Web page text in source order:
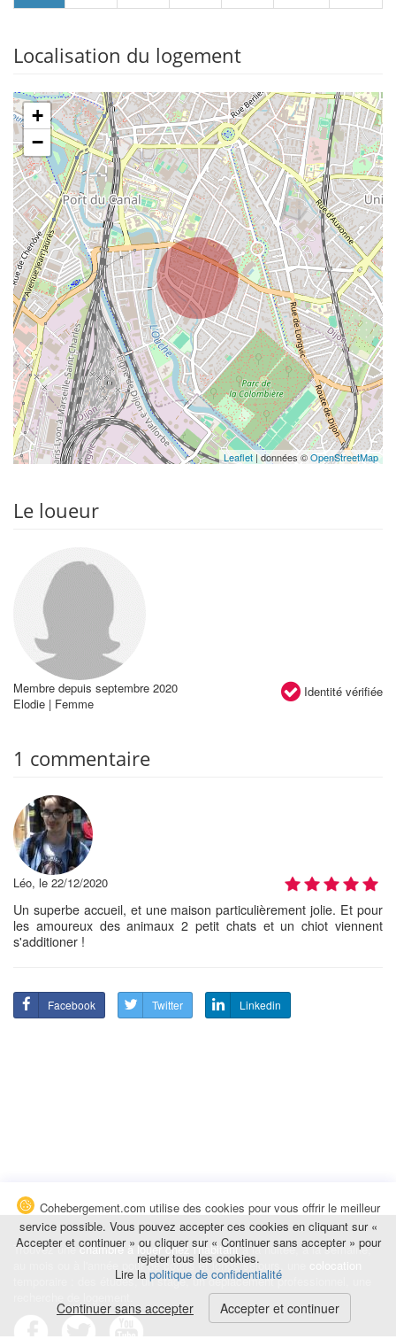
Localisation du logement
+
−
Leaflet| données ©OpenStreetMap
Le loueur
Identité vérifiée
Membre depuis septembre 2020
Elodie | Femme
1 commentaire
Léo, le 22/12/2020
Un superbe accueil, et une maison particulièrement jolie. Et pour
les amoureux des animaux 2 petit chats et un chiot viennent
s'additioner !
Facebook Twitter Linkedin
Trouvez unechambre à louer chez l'habitantà la nuitée, à la semaine,
au mois ou à l'année pour de courts et longs séjours, une
temporaire : des études, un stage, un déplacement professionnel, une
Cohebergement.com utilise des cookies pour vous offrir le meilleur
service possible. Vous pouvez accepter ces cookies en cliquant sur «
Accepter et continuer » ou cliquer sur « Continuer sans accepter » pour
rejeter tous les cookies.
Lire la politique de confidentialité
Continuer sans accepter Accepter et continuer